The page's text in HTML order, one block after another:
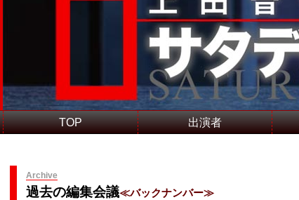
TOP 出演者
Archive
過去の編集会議≪バックナンバー≫